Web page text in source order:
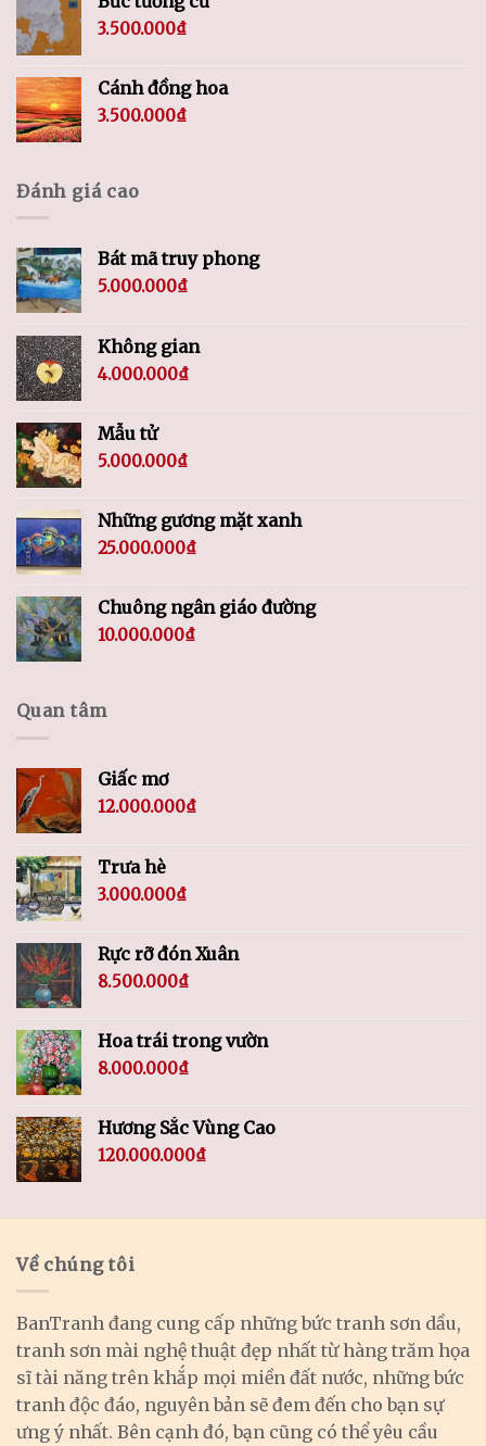
3.500.000₫
Cánh đồng hoa
3.500.000₫
Đánh giá cao
Bát mã truy phong
5.000.000₫
Không gian
4.000.000₫
Mẫu tử
5.000.000₫
Những gương mặt xanh
25.000.000₫
Chuông ngân giáo đường
10.000.000₫
Quan tâm
Giấc mơ
12.000.000₫
Trưa hè
3.000.000₫
Rực rỡ đón Xuân
8.500.000₫
Hoa trái trong vườn
8.000.000₫
Hương Sắc Vùng Cao
120.000.000₫
Về chúng tôi
BanTranh đang cung cấp những bức tranh sơn dầu,
tranh sơn mài nghệ thuật đẹp nhất từ hàng trăm họa
sĩ tài năng trên khắp mọi miền đất nước, những bức
tranh độc đáo, nguyên bản sẽ đem đến cho bạn sự
ưng ý nhất. Bên cạnh đó, bạn cũng có thể yêu cầu